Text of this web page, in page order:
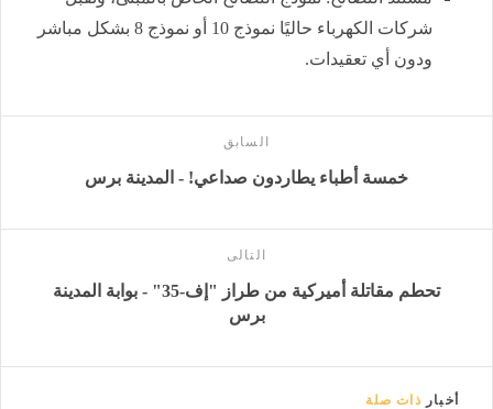
شركات الكهرباء حاليًا نموذج 10 أو نموذج 8 بشكل مباشر
ودون أي تعقيدات.
السابق
خمسة أطباء يطاردون صداعي! - المدينة برس
التالى
تحطم مقاتلة أميركية من طراز "إف-35" - بوابة المدينة
برس
أخبار ذات صلة